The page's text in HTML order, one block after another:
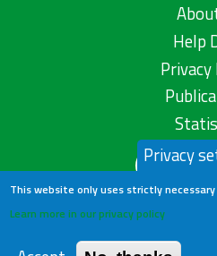
Help
Privacy
This website only uses strictly necessary
Learn more in our privacy policy